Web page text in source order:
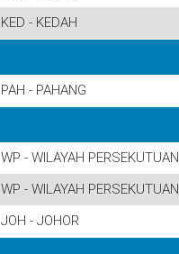
KED - KEDAH
PAH - PAHANG
WP - WILAYAH PERSEKUTUAN
WP - WILAYAH PERSEKUTUAN
JOH - JOHOR